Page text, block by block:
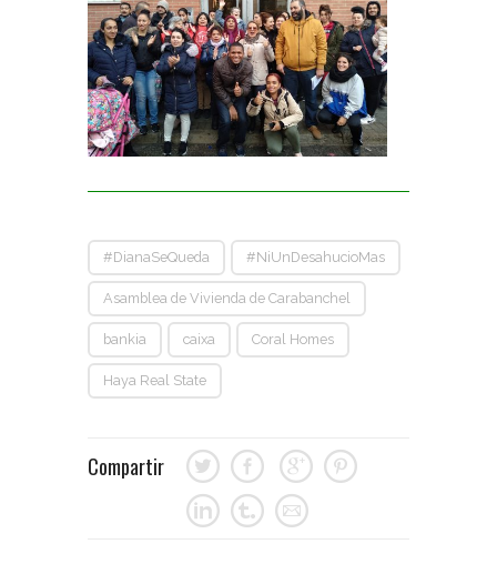
#DianaSeQueda #NiUnDesahucioMas
Asamblea de Vivienda de Carabanchel
bankia caixa Coral Homes
Haya Real State
Compartir